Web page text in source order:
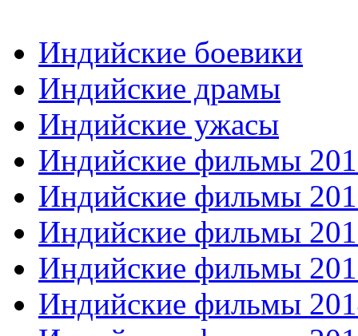
Индийские боевики
Индийские драмы
Индийские ужасы
Индийские фильмы
Индийские фильмы
Индийские фильмы
Индийские фильмы
Индийские фильмы